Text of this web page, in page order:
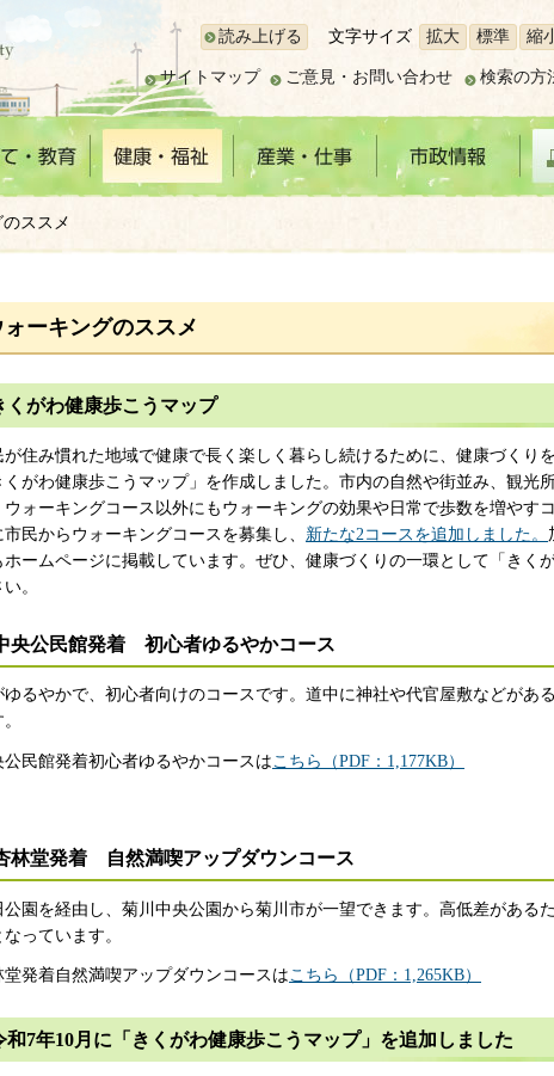
読み上げる 文字サイズ 拡大 標準 縮
サイトマップ ご意見・お問い合わせ 検索の方
ススメ
ォーキングのススメ
くがわ健康歩こうマップ
が住み慣れた地域で健康で長く楽しく暮らし続けるために、健康づくり
くがわ健康歩こうマップ」を作成しました。市内の自然や街並み、観光
ウォーキングコース以外にもウォーキングの効果や日常で歩数を増やす
市民からウォーキングコースを募集し、 新たな2コースを追加しました。
ホームページに掲載しています。ぜひ、健康づくりの一環として「きく
。
央公民館発着 初心者ゆるやかコース
ゆるやかで、初心者向けのコースです。道中に神社や代官屋敷などがあ
公民館発着初心者ゆるやかコースはこちら（PDF：1,177KB）
林堂発着 自然満喫アップダウンコース
公園を経由し、菊川中央公園から菊川市が一望できます。高低差がある
なっています。
堂発着自然満喫アップダウンコースは こちら（PDF：1,265KB）
和7年10月に「きくがわ健康歩こうマップ」を追加しました